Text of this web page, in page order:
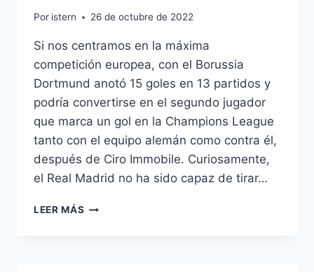
Por istern 26 de octubre de 2022
Si nos centramos en la máxima
competición europea, con el Borussia
Dortmund anotó 15 goles en 13 partidos y
podría convertirse en el segundo jugador
que marca un gol en la Champions League
tanto con el equipo alemán como contra él,
después de Ciro Immobile. Curiosamente,
el Real Madrid no ha sido capaz de tirar…
LEER MÁS CAMISETA